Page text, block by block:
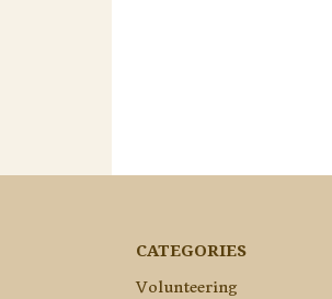
CATEGORIES
Volunteering